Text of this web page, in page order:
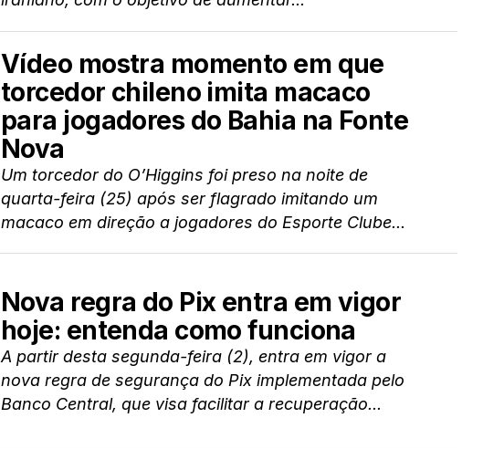
Vídeo mostra momento em que
torcedor chileno imita macaco
para jogadores do Bahia na Fonte
Nova
Um torcedor do O’Higgins foi preso na noite de
quarta-feira (25) após ser flagrado imitando um
macaco em direção a jogadores do Esporte Clube...
Nova regra do Pix entra em vigor
hoje: entenda como funciona
A partir desta segunda-feira (2), entra em vigor a
nova regra de segurança do Pix implementada pelo
Banco Central, que visa facilitar a recuperação...